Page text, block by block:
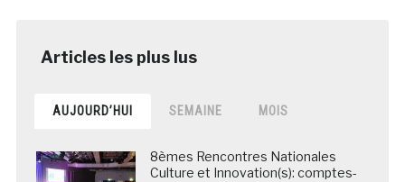
AUJOURD’HUI SEMAINE MOIS
8èmes Rencontres Nationales
Culture et Innovation(s): comptes-